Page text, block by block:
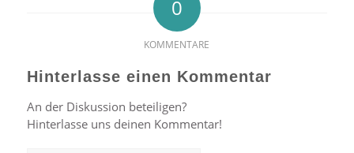
0
KOMMENTARE
Hinterlasse einen Kommentar
An der Diskussion beteiligen?
Hinterlasse uns deinen Kommentar!